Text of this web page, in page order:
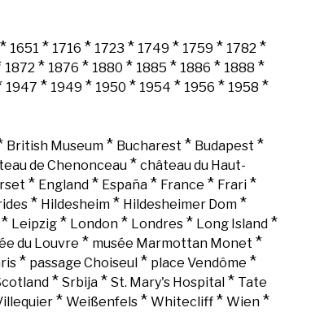
* 1651 * 1716 * 1723 * 1749 * 1759 * 1782 *
1872 * 1876 * 1880 * 1885 * 1886 * 1888 *
1947 * 1949 * 1950 * 1954 * 1956 * 1958 *
British Museum* Bucharest * Budapest *
de Chenonceau* château du Haut-
* England * España * France * Frari *
* Hildesheim * Hildesheimer Dom *
* Leipzig* London* Londres* Long Island*
du Louvre * musée Marmottan Monet *
* passage Choiseul* place Vendôme *
* Srbija * St. Mary's Hospital * Tate
* Weißenfels* Whitecliff* Wien*